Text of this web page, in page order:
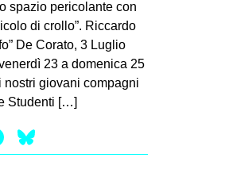
spazio pericolante con
di crollo”. Riccardo
De Corato, 3 Luglio
23 a domenica 25
nostri giovani compagni
Studenti […]
Facebook